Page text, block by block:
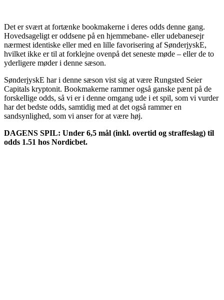
Det er svært at fortænke bookmakerne i deres odds denne gang.
Hovedsageligt er oddsene på en hjemmebane- eller udebanesejr
nærmest identiske eller med en lille favorisering af SønderjyskE,
hvilket ikke er til at forklejne ovenpå det seneste møde – eller de to
yderligere møder i denne sæson.
SønderjyskE har i denne sæson vist sig at være Rungsted Seier
Capitals kryptonit. Bookmakerne rammer også ganske pænt på de
forskellige odds, så vi er i denne omgang ude i et spil, som vi vurder
har det bedste odds, samtidig med at det også rammer en
sandsynlighed, som vi anser for at være høj.
DAGENS SPIL: Under 6,5 mål (inkl. overtid og straffeslag) til
odds 1.51 hos Nordicbet.